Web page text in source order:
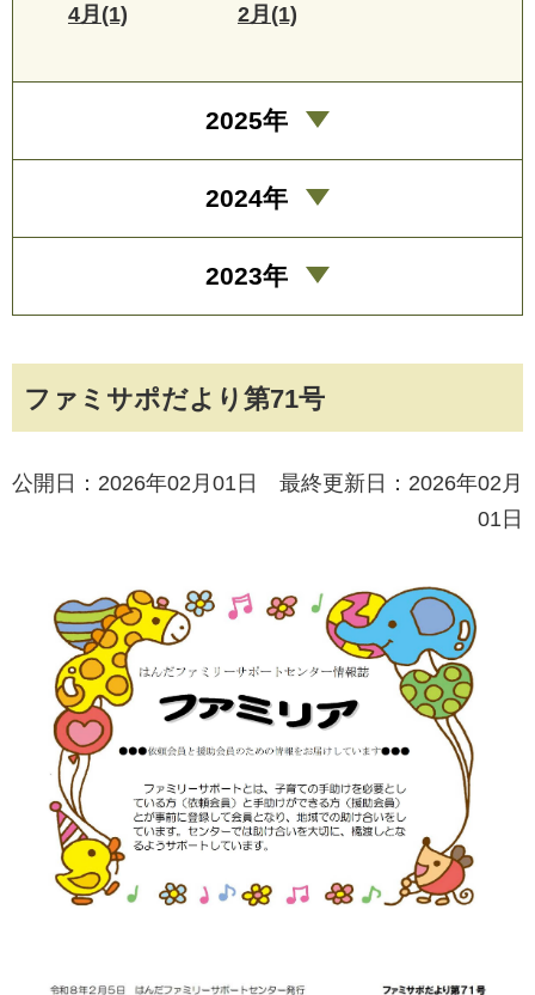
ファミサポだより第71号
公開日：2026年02月01日 最終更新日：2026年02月
01日
4月(1) 2月(1)
2025年
2024年
2023年